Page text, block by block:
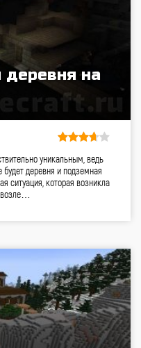
деревня на
уникальным, ведь
деревня и подземная
ситуация, которая возникла